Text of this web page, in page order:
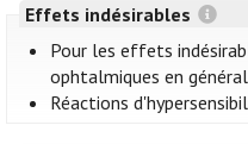
Effets indésirables
Pour les effets
ophtalmiques en
Réactions